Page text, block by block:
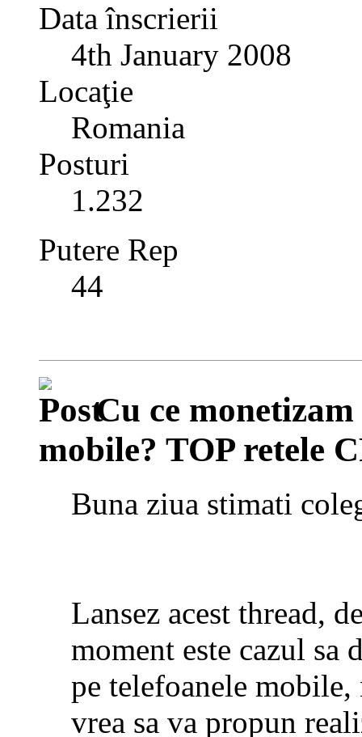
Data înscrierii
4th January 2008
Locaţie
Romania
Posturi
1.232
Putere Rep
44
Cu ce
mobile? TOP retele
Buna ziua stimati
Lansez acest thread,
moment este cazul sa
pe telefoanele mobile,
vrea sa va propun